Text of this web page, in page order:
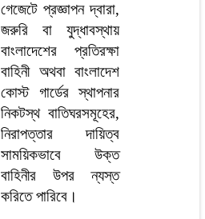
গেজেটে প্রজ্ঞাপন দ্বারা,
জরুরি বা যুদ্ধাবস্থায়
বাংলাদেশের প্রতিরক্ষা
বাহিনী অথবা বাংলাদেশ
কোস্ট গার্ডের স্থাপনার
নিকটস্থ বাতিঘরসমূহের,
নিরাপত্তার দায়িত্ব
সাময়িকভাবে উক্ত
বাহিনীর উপর ন্যস্ত
করিতে পারিবে।